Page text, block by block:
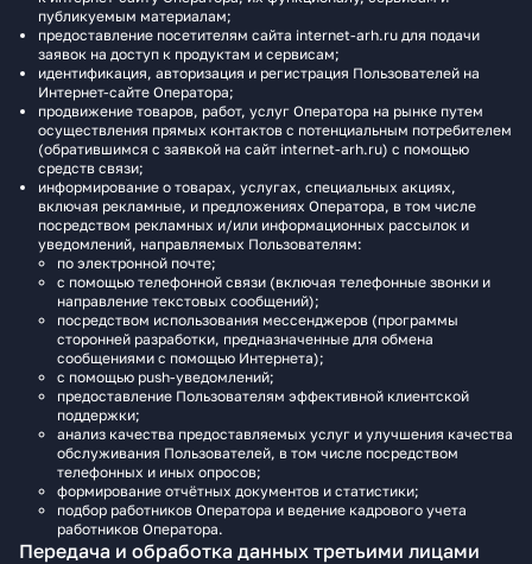
публикуемым материалам;
предоставление посетителям сайта internet-arh.ru для подачи
заявок на доступ к продуктам и сервисам;
идентификация, авторизация и регистрация Пользователей на
Интернет-сайте Оператора;
продвижение товаров, работ, услуг Оператора на рынке путем
осуществления прямых контактов с потенциальным потребителем
(обратившимся с заявкой на сайт internet-arh.ru) с помощью
средств связи;
информирование о товарах, услугах, специальных акциях,
включая рекламные, и предложениях Оператора, в том числе
посредством рекламных и/или информационных рассылок и
уведомлений, направляемых Пользователям:
по электронной почте;
с помощью телефонной связи (включая телефонные звонки и
направление текстовых сообщений);
посредством использования мессенджеров (программы
сторонней разработки, предназначенные для обмена
сообщениями с помощью Интернета);
с помощью push-уведомлений;
предоставление Пользователям эффективной клиентской
поддержки;
анализ качества предоставляемых услуг и улучшения качества
обслуживания Пользователей, в том числе посредством
телефонных и иных опросов;
формирование отчётных документов и статистики;
подбор работников Оператора и ведение кадрового учета
работников Оператора.
Передача и обработка данных третьими лицами